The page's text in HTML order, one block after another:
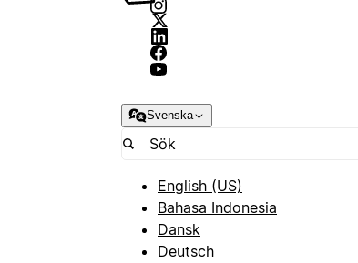
Svenska
English (US)
Bahasa Indonesia
Dansk
Deutsch